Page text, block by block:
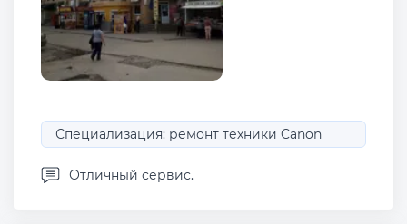
Специализация: ремонт техники Canon
Отличный сервис.